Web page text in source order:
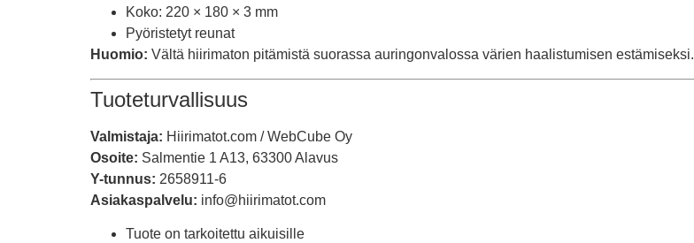
Koko: 220 × 180 × 3 mm
Pyöristetyt reunat
Huomio: Vältä hiirimaton pitämistä suorassa auringonvalossa värien haalistumisen estämiseksi.
Tuoteturvallisuus
Valmistaja: Hiirimatot.com / WebCube Oy
Osoite: Salmentie 1 A13, 63300 Alavus
Y-tunnus: 2658911-6
Asiakaspalvelu: info@hiirimatot.com
Tuote on tarkoitettu aikuisille